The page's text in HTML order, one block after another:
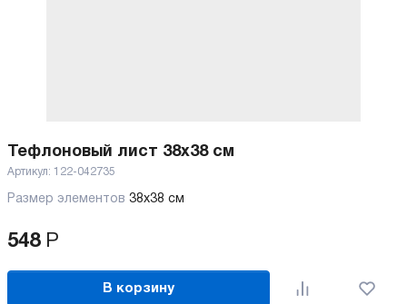
Тефлоновый лист 38x38 см
Артикул: 122-042735
Размер элементов 38х38 см
548 Р
В корзину